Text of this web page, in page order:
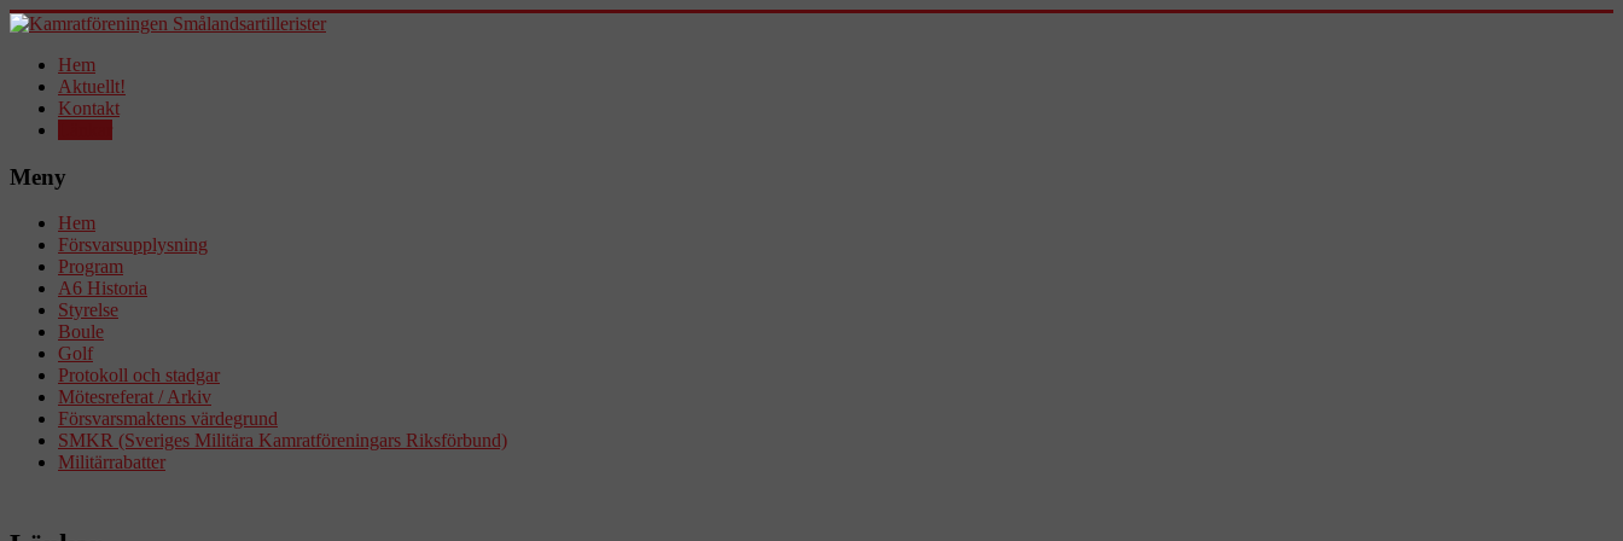
Hem
Aktuellt!
Kontakt
Meny
Hem
Försvarsupplysning
Program
A6 Historia
Styrelse
Boule
Golf
Protokoll och stadgar
Mötesreferat / Arkiv
Försvarsmaktens värdegrund
SMKR (Sveriges Militära Kamratföreningars Riksförbund)
Militärrabatter